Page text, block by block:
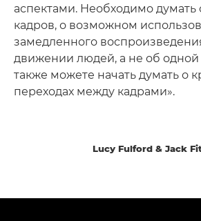
аспектами. Необходимо думать
кадров, о возможном
замедленного
движении людей, а не об
также можете начать думать о
переходах между кадрами».
Lucy Fulford & Jack